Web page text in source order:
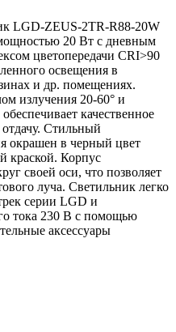
LGD-ZEUS-2TR-R88-20W
20 Вт с дневным
цветопередачи CRI>90
освещения в
и др. помещениях.
излучения 20-60° и
качественное
Стильный
окрашен в черный цвет
краской. Корпус
своей оси, что позволяет
луча. Светильник легко
серии LGD и
тока 230 В с помощью
аксессуары